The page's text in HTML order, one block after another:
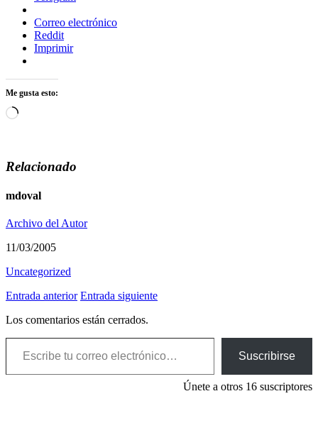
Correo electrónico
Reddit
Imprimir
Me gusta esto:
Cargando...
Relacionado
mdoval
Archivo del Autor
11/03/2005
Uncategorized
Entrada anterior Entrada siguiente
Los comentarios están cerrados.
Escribe tu correo electrónico…
Suscribirse
Únete a otros 16 suscriptores